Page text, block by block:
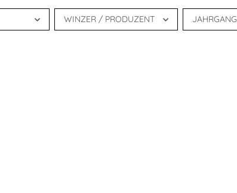
WINZER / PRODUZENT JAHRGANG